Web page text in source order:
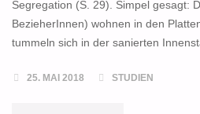
Segregation (S. 29). Simpel gesagt:
BezieherInnen) wohnen in den
tummeln sich in der sanierten
25. MAI 2018 STUDIEN